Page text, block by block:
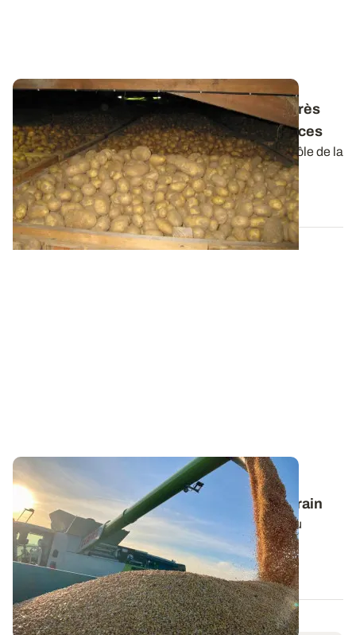
Antigerminatif des pommes de terre - L’après
CIPC : points réglementaire et conséquences
L’utilisation du chlorprophame (CIPC) pour le contrôle de la
germination des pommes de...
13 MARS 2026
BRETAGNE
Estimer le rendement fourrager du maïs grain
Les canicules à répétition et le manque d’eau ont pu
fortement pénaliser le potentiel de...
06 AOÛT 2026